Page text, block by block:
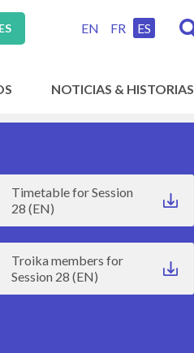
EN FR ES
NOTICIAS & HISTORIAS
Timetable for Session
28 (EN)
Troika members for
Session 28 (EN)